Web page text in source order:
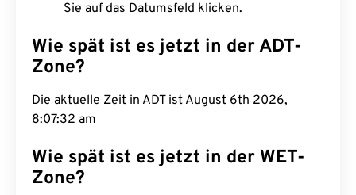
Sie auf das Datumsfeld klicken.
Wie spät ist es jetzt in der ADT-
Zone?
Die aktuelle Zeit in ADT ist August 6th 2026,
8:07:33 am
Wie spät ist es jetzt in der WET-
Zone?